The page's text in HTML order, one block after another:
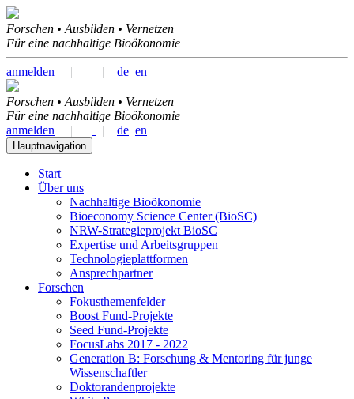
Forschen • Ausbilden • Vernetzen
Für eine nachhaltige Bioökonomie
anmelden | | de en
Forschen • Ausbilden • Vernetzen
Für eine nachhaltige Bioökonomie
anmelden
| | de en
Hauptnavigation
Start
Über uns
Nachhaltige Bioökonomie
Bioeconomy Science Center (BioSC)
NRW-Strategieprojekt BioSC
Expertise und Arbeitsgruppen
Technologieplattformen
Ansprechpartner
Forschen
Fokusthemenfelder
Boost Fund-Projekte
Seed Fund-Projekte
FocusLabs 2017 - 2022
Generation B: Forschung & Mentoring für junge
Wissenschaftler
Doktorandenprojekte